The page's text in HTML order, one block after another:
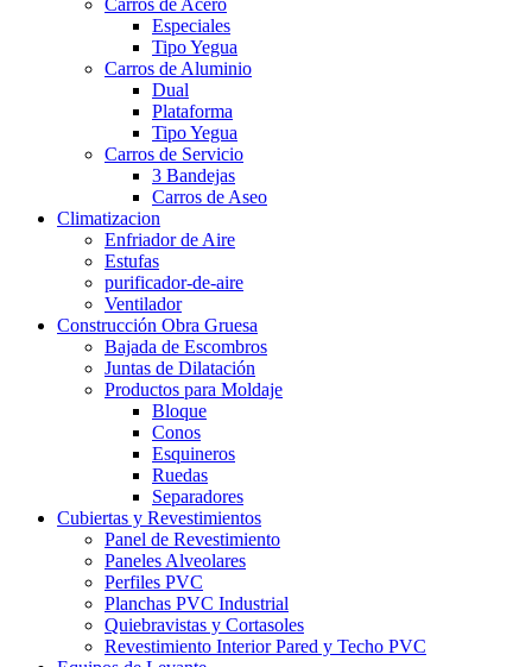
Carros de Acero
Especiales
Tipo Yegua
Carros de Aluminio
Dual
Plataforma
Tipo Yegua
Carros de Servicio
3 Bandejas
Carros de Aseo
Climatizacion
Enfriador de Aire
Estufas
purificador-de-aire
Ventilador
Construcción Obra Gruesa
Bajada de Escombros
Juntas de Dilatación
Productos para Moldaje
Bloque
Conos
Esquineros
Ruedas
Separadores
Cubiertas y Revestimientos
Panel de Revestimiento
Paneles Alveolares
Perfiles PVC
Planchas PVC Industrial
Quiebravistas y Cortasoles
Revestimiento Interior Pared y Techo PVC